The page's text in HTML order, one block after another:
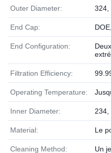
Outer Diameter: 324,
End Cap:
End Configuration:
Filtration Efficiency:
Operating Temperature:
Inner Diameter: 234,
Material: Le
Cleaning Method:
Un